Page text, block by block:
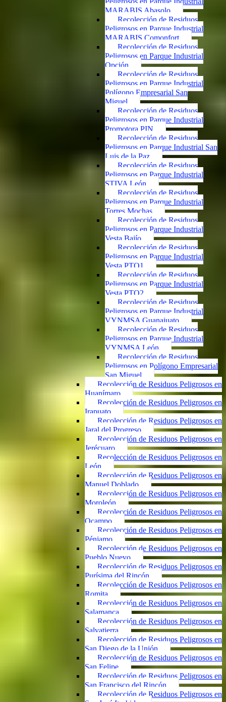
MARABIS Abasolo
Recolección de Residuos
Peligrosos en Parque Industrial
MARABIS Comonfort
Recolección de Residuos
Peligrosos en Parque Industrial
Opción
Recolección de Residuos
Peligrosos en Parque Industrial
Polígono Empresarial San
Miguel
Recolección de Residuos
Peligrosos en Parque Industrial
Promotora PIN
Recolección de Residuos
Peligrosos en Parque Industrial San
Luis de la Paz
Recolección de Residuos
Peligrosos en Parque Industrial
STIVA León
Recolección de Residuos
Peligrosos en Parque Industrial
Torres Mochas
Recolección de Residuos
Peligrosos en Parque Industrial
Vesta Bajío
Recolección de Residuos
Peligrosos en Parque Industrial
Vesta PTO1
Recolección de Residuos
Peligrosos en Parque Industrial
Vesta PTO2
Recolección de Residuos
Peligrosos en Parque Industrial
VYNMSA Guanajuato
Recolección de Residuos
Peligrosos en Parque Industrial
VYNMSA León
Recolección de Residuos
Peligrosos en Polígono Empresarial
San Miguel
Recolección de Residuos Peligrosos en
Huanímaro
Recolección de Residuos Peligrosos en
Irapuato
Recolección de Residuos Peligrosos en
Jaral del Progreso
Recolección de Residuos Peligrosos en
Jerécuaro
Recolección de Residuos Peligrosos en
León
Recolección de Residuos Peligrosos en
Manuel Doblado
Recolección de Residuos Peligrosos en
Moroleón
Recolección de Residuos Peligrosos en
Ocampo
Recolección de Residuos Peligrosos en
Pénjamo
Recolección de Residuos Peligrosos en
Pueblo Nuevo
Recolección de Residuos Peligrosos en
Purísima del Rincón
Recolección de Residuos Peligrosos en
Romita
Recolección de Residuos Peligrosos en
Salamanca
Recolección de Residuos Peligrosos en
Salvatierra
Recolección de Residuos Peligrosos en
San Diego de la Unión
Recolección de Residuos Peligrosos en
San Felipe
Recolección de Residuos Peligrosos en
San Francisco del Rincón
Recolección de Residuos Peligrosos en